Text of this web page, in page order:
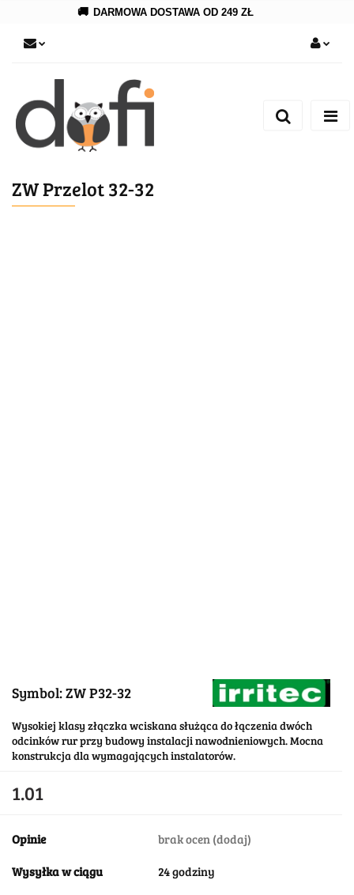
🚚 DARMOWA DOSTAWA OD 249 ZŁ
Zarejestruj się
ZW Przelot 32-32
Symbol:ZW P32-32
Wysokiej klasy złączka wciskana służąca do łączenia dwóch
odcinków rur przy budowy instalacji nawodnieniowych. Mocna
konstrukcja dla wymagających instalatorów.
1.01
Opinie brak ocen (dodaj)
Wysyłka w ciągu 24 godziny